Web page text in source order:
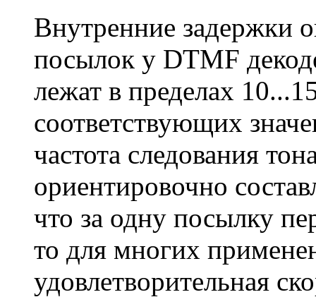
Внутренние задержки
посылок у DTMF
лежат в пределах
соответствующих
частота следования
ориентировочно
что за одну посылку
то для многих
удовлетворительная